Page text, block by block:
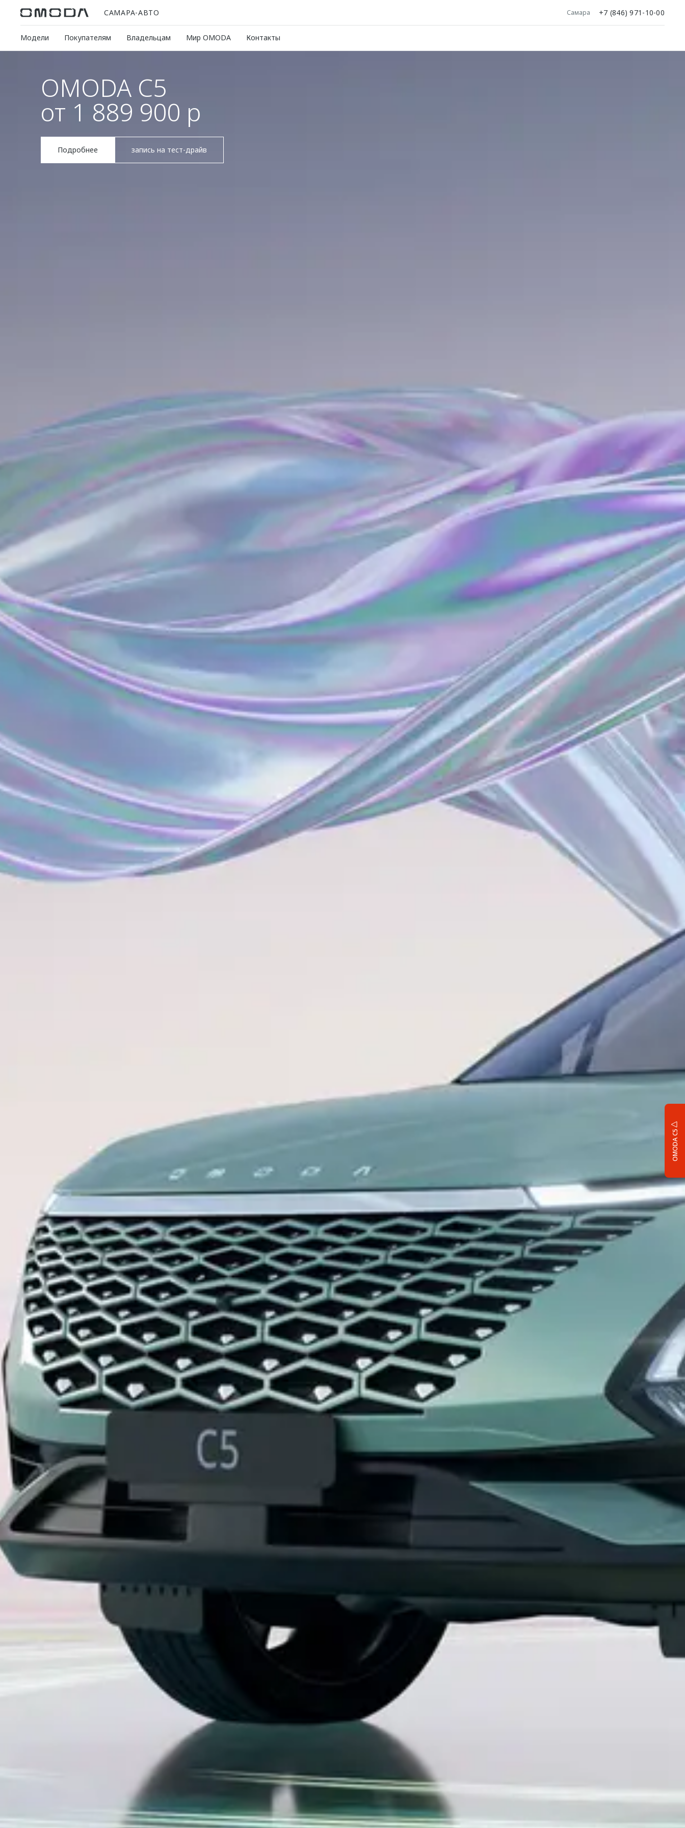
САМАРА-АВТО Самара +7 (846) 971-10-00
Модели Покупателям Владельцам Мир OMODA Контакты
OMODA C5
OMODA C5
от 1 889 900 р
Подробнее запись на тест-драйв